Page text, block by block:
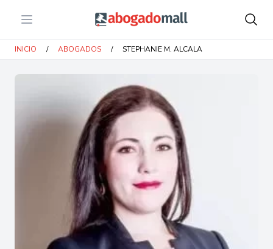
Open menu Abogadomall
INICIO / ABOGADOS / STEPHANIE M. ALCALA